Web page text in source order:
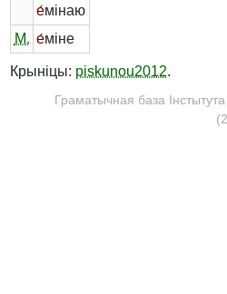
е́мінаю
М. е́міне
Крыніцы: piskunou2012.
Граматычная база